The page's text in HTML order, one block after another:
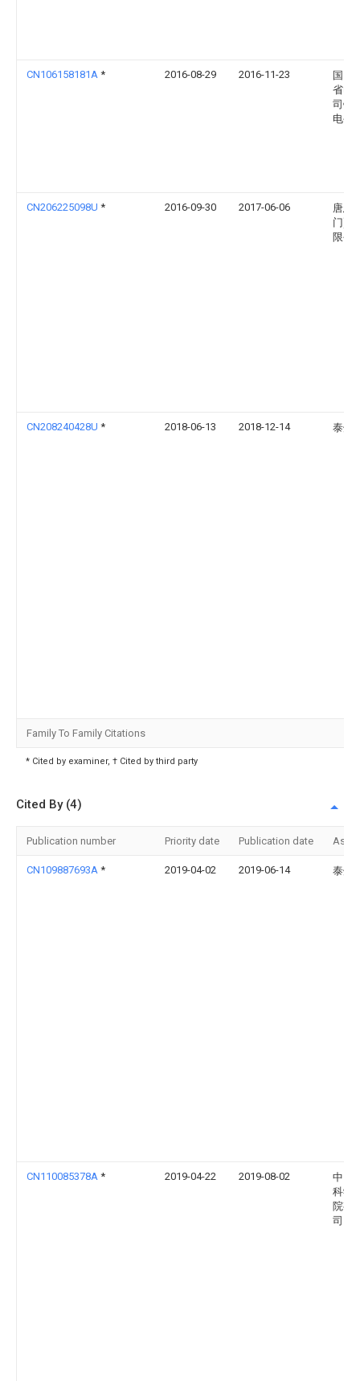
CN106158181A * 2016-08-29 2016-11-23
国网
省电
司镇
电公
CN206225098U * 2016-09-30 2017-06-06
唐恩(
门)电
限公
CN208240428U * 2018-06-13 2018-12-14 泰州
Family To Family Citations
* Cited by examiner, † Cited by third party
Cited By (4)
Publication number Priority date Publication date
CN109887693A * 2019-04-02 2019-06-14 泰州
CN110085378A * 2019-04-22 2019-08-02
中国
科学
院有
司